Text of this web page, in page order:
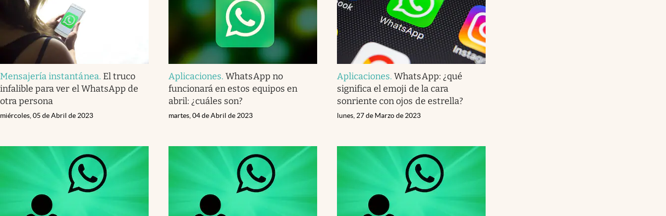
Mensajería instantánea. El truco
infalible para ver el WhatsApp de
otra persona
miércoles, 05 de Abril de 2023
Aplicaciones.WhatsApp no
funcionará en estos equipos en
abril: ¿cuáles son?
martes, 04 de Abril de 2023
Aplicaciones.WhatsApp: ¿qué
significa el emoji de la cara
sonriente con ojos de estrella?
lunes, 27 de Marzo de 2023